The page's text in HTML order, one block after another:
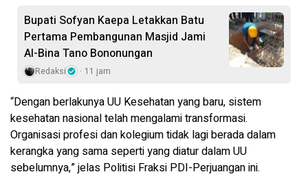
Bupati Sofyan Kaepa Letakkan Batu
Pertama Pembangunan Masjid Jami
Al-Bina Tano Bononungan
Redaksi 11 jam
“Dengan berlakunya UU Kesehatan yang baru, sistem
kesehatan nasional telah mengalami transformasi.
Organisasi profesi dan kolegium tidak lagi berada dalam
kerangka yang sama seperti yang diatur dalam UU
sebelumnya,” jelas Politisi Fraksi PDI-Perjuangan ini.